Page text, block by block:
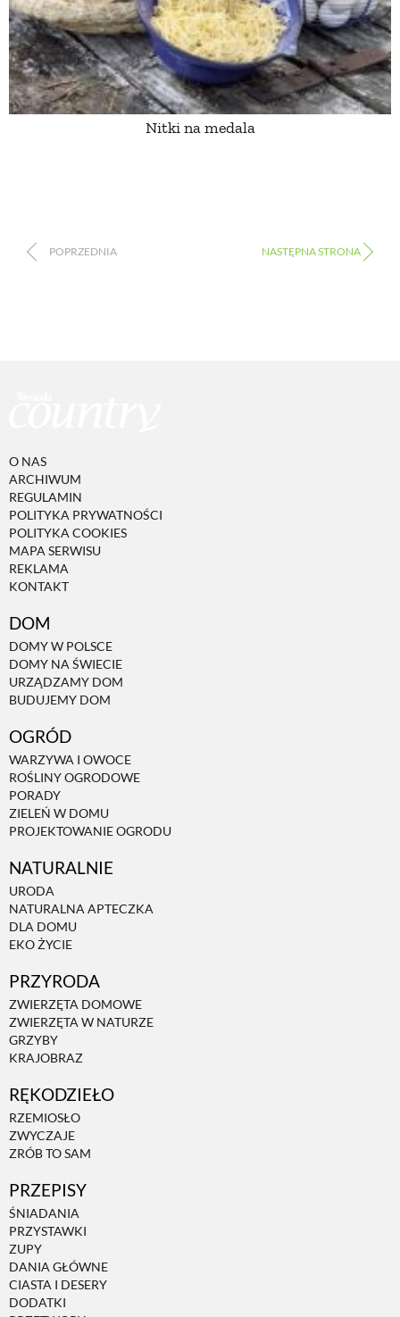
Nitki na medala
O NAS
ARCHIWUM
REGULAMIN
POLITYKA PRYWATNOŚCI
POLITYKA COOKIES
MAPA SERWISU
REKLAMA
KONTAKT
DOM
DOMY W POLSCE
DOMY NA ŚWIECIE
URZĄDZAMY DOM
BUDUJEMY DOM
OGRÓD
WARZYWA I OWOCE
ROŚLINY OGRODOWE
PORADY
ZIELEŃ W DOMU
PROJEKTOWANIE OGRODU
NATURALNIE
URODA
NATURALNA APTECZKA
DLA DOMU
EKO ŻYCIE
PRZYRODA
ZWIERZĘTA DOMOWE
ZWIERZĘTA W NATURZE
GRZYBY
KRAJOBRAZ
RĘKODZIEŁO
RZEMIOSŁO
ZWYCZAJE
ZRÓB TO SAM
PRZEPISY
ŚNIADANIA
PRZYSTAWKI
ZUPY
DANIA GŁÓWNE
CIASTA I DESERY
DODATKI